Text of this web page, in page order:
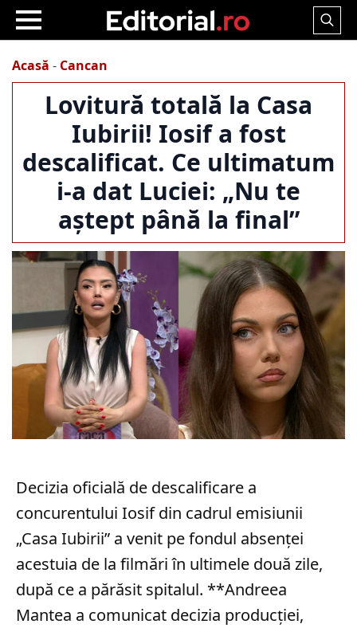
Search
Acasă - Cancan
Lovitură totală la Casa
Iubirii! Iosif a fost
descalificat. Ce ultimatum
i-a dat Luciei: „Nu te
aștept până la final”
Decizia oficială de descalificare a
concurentului Iosif din cadrul emisiunii
„Casa Iubirii” a venit pe fondul absenței
acestuia de la filmări în ultimele două zile,
după ce a părăsit spitalul. **Andreea
Mantea a comunicat decizia producției,